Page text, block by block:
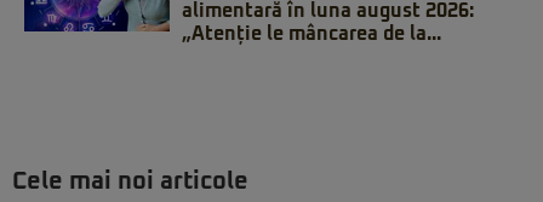
alimentară în luna august 2026:
„Atenție le mâncarea de la...
Cele mai noi articole